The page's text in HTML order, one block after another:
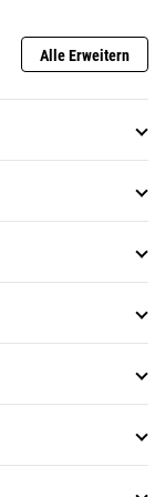
Alle Erweitern